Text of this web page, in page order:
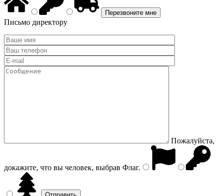
Письмо директору
Пожалуйста,
докажите, что вы человек, выбрав Флаг.